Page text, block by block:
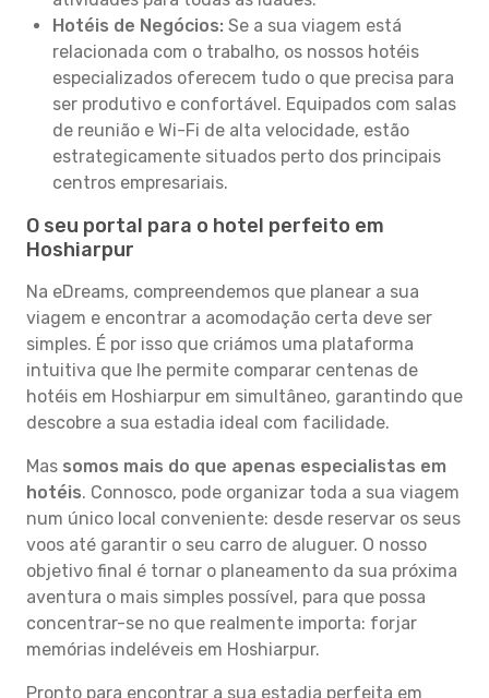
Hotéis de Negócios: Se a sua viagem está
relacionada com o trabalho, os nossos hotéis
especializados oferecem tudo o que precisa para
ser produtivo e confortável. Equipados com salas
de reunião e Wi-Fi de alta velocidade, estão
estrategicamente situados perto dos principais
centros empresariais.
O seu portal para o hotel perfeito em
Hoshiarpur
Na eDreams, compreendemos que planear a sua
viagem e encontrar a acomodação certa deve ser
simples. É por isso que criámos uma plataforma
intuitiva que lhe permite comparar centenas de
hotéis em Hoshiarpur em simultâneo, garantindo que
descobre a sua estadia ideal com facilidade.
Mas somos mais do que apenas especialistas em
hotéis. Connosco, pode organizar toda a sua viagem
num único local conveniente: desde reservar os seus
voos até garantir o seu carro de aluguer. O nosso
objetivo final é tornar o planeamento da sua próxima
aventura o mais simples possível, para que possa
concentrar-se no que realmente importa: forjar
memórias indeléveis em Hoshiarpur.
Pronto para encontrar a sua estadia perfeita em